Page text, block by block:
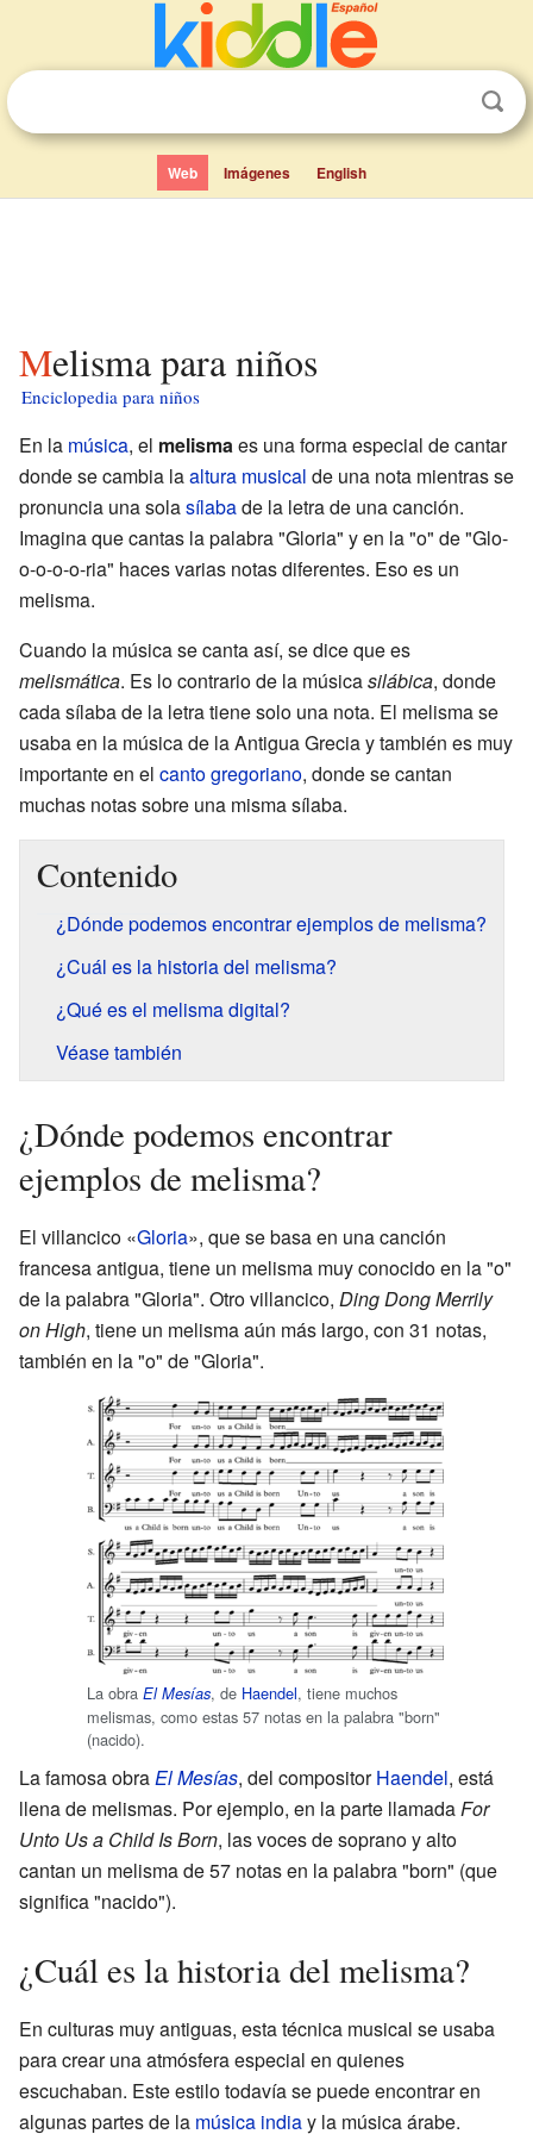
Web Imágenes English
Melisma para niños
Enciclopedia para niños
En la música, el melismaes una forma especial de cantar
donde se cambia laaltura musical de una nota mientras se
pronuncia una solasílabade la letra de una canción.
Imagina que cantas la palabra "Gloria" y en la "o" de "Glo-
o-o-o-o-ria" haces varias notas diferentes. Eso es un
melisma.
Cuando la música se canta así, se dice que es
melismática. Es lo contrario de la músicasilábica, donde
cada sílaba de la letra tiene solo una nota. El melisma se
usaba en la música de la Antigua Grecia y también es muy
importante en el canto gregoriano, donde se cantan
muchas notas sobre una misma sílaba.
Contenido
¿Dónde podemos encontrar ejemplos de melisma?
¿Cuál es la historia del melisma?
¿Qué es el melisma digital?
Véase también
¿Dónde podemos encontrar
ejemplos de melisma?
El villancico «Gloria», que se basa en una canción
francesa antigua, tiene un melisma muy conocido en la "o"
de la palabra "Gloria". Otro villancico, Ding Dong Merrily
on High, tiene un melisma aún más largo, con 31 notas,
también en la "o" de "Gloria".
La obra El Mesías, de Haendel, tiene muchos
melismas, como estas 57 notas en la palabra "born"
(nacido).
La famosa obraEl Mesías, del compositorHaendel, está
llena de melismas. Por ejemplo, en la parte llamadaFor
Unto Us a Child Is Born, las voces de soprano y alto
cantan un melisma de 57 notas en la palabra "born" (que
significa "nacido").
¿Cuál es la historia del melisma?
En culturas muy antiguas, esta técnica musical se usaba
para crear una atmósfera especial en quienes
escuchaban. Este estilo todavía se puede encontrar en
algunas partes de la música indiay la música árabe.